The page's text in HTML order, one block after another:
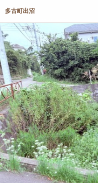
多古町出沼